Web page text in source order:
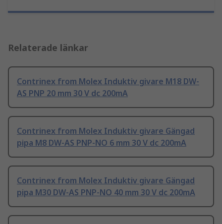
Relaterade länkar
Contrinex from Molex Induktiv givare M18 DW-
AS PNP 20 mm 30 V dc 200mA
Contrinex from Molex Induktiv givare Gängad
pipa M8 DW-AS PNP-NO 6 mm 30 V dc 200mA
Contrinex from Molex Induktiv givare Gängad
pipa M30 DW-AS PNP-NO 40 mm 30 V dc 200mA